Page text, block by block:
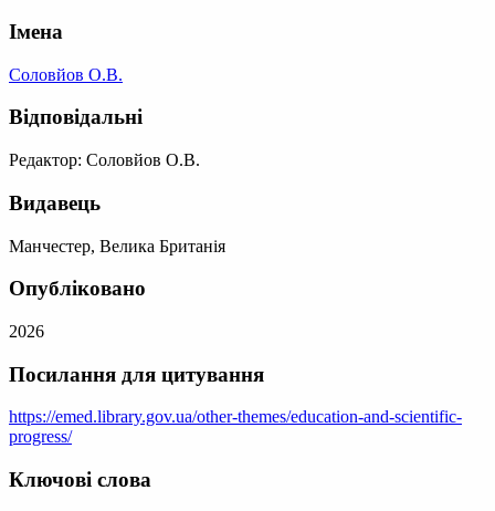
Імена
Соловйов О.В.
Відповідальні
Редактор: Соловйов О.В.
Видавець
Манчестер, Велика Британія
Опубліковано
2026
Посилання для цитування
https://emed.library.gov.ua/other-themes/education-and-scientific-
progress/
Ключові слова